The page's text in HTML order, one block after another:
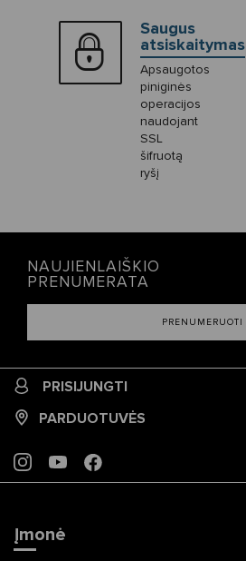
Saugus
atsiskaitymas
Apsaugotos
piniginės
operacijos
naudojant
SSL
šifruotą
ryšį
NAUJIENLAIŠKIO
PRENUMERATA
PRENUMERUOTI
PRISIJUNGTI
PARDUOTUVĖS
INSTAGRAM
YOUTUBEFACEBOOK
Įmonė